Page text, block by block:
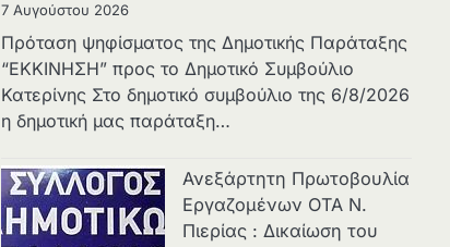
7 Αυγούστου 2026
Πρόταση ψηφίσματος της Δημοτικής Παράταξης
“ΕΚΚΙΝΗΣΗ” προς το Δημοτικό Συμβούλιο
Κατερίνης Στο δημοτικό συμβούλιο της 6/8/2026
η δημοτική μας παράταξη…
Ανεξάρτητη Πρωτοβουλία
Εργαζομένων ΟΤΑ Ν.
Πιερίας : Δικαίωση του